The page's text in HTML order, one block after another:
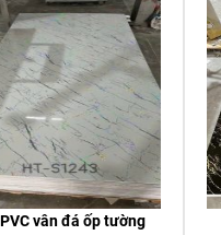
vân đá ốp tường